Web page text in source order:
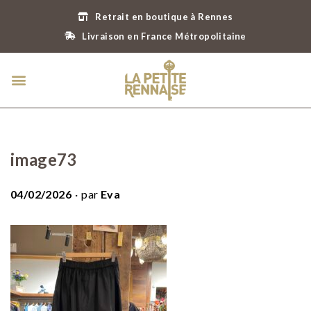
Retrait en boutique à Rennes
Livraison en France Métropolitaine
image73
P
l
i
é
04/02/2026 par Eva